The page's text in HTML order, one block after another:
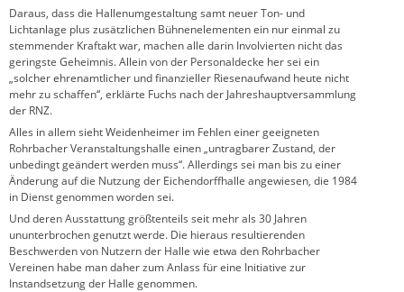
Daraus, dass die Hallenumgestaltung samt neuer Ton- und
Lichtanlage plus zusätzlichen Bühnenelementen ein nur einmal zu
stemmender Kraftakt war, machen alle darin Involvierten nicht das
geringste Geheimnis. Allein von der Personaldecke her sei ein
„solcher ehrenamtlicher und finanzieller Riesenaufwand heute nicht
mehr zu schaffen“, erklärte Fuchs nach der Jahreshauptversammlung
der RNZ.
Alles in allem sieht Weidenheimer im Fehlen einer geeigneten
Rohrbacher Veranstaltungshalle einen „untragbarer Zustand, der
unbedingt geändert werden muss“. Allerdings sei man bis zu einer
Änderung auf die Nutzung der Eichendorffhalle angewiesen, die 1984
in Dienst genommen worden sei.
Und deren Ausstattung größtenteils seit mehr als 30 Jahren
ununterbrochen genutzt werde. Die hieraus resultierenden
Beschwerden von Nutzern der Halle wie etwa den Rohrbacher
Vereinen habe man daher zum Anlass für eine Initiative zur
Instandsetzung der Halle genommen.